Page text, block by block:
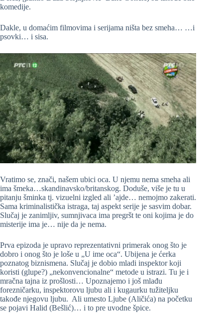
komedije.
Dakle, u domaćim filmovima i serijama ništa bez smeha… …i
psovki… i sisa.
Vratimo se, znači, našem ubici oca. U njemu nema smeha ali
ima šmeka…skandinavsko/britanskog. Doduše, više je tu u
pitanju šminka tj. vizuelni izgled ali ’ajde… nemojmo zakerati.
Sama kriminalistička istraga, taj aspekt serije je sasvim dobar.
Slučaj je zanimljiv, sumnjivaca ima pregršt te oni kojima je do
misterije ima je… nije da je nema.
Prva epizoda je upravo reprezentativni primerak onog što je
dobro i onog što je loše u „U ime oca“. Ubijena je ćerka
poznatog biznismena. Slučaj je dobio mladi inspektor koji
koristi (glupe?) „nekonvencionalne“ metode u istrazi. Tu je i
mračna tajna iz prošlosti… Upoznajemo i još mlađu
forezničarku, inspektorovu ljubu ali i kugaurku tužiteljku
takođe njegovu ljubu. Ali umesto Ljube (Aličića) na početku
se pojavi Halid (Bešlić)… i to pre uvodne špice.